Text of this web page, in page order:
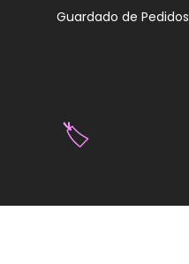
Guardado de Pedidos